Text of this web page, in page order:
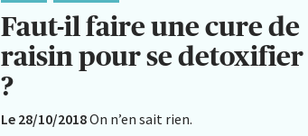
Faut-il faire une cure de
raisin pour se detoxifier
?
Le 28/10/2018On n’en sait rien.